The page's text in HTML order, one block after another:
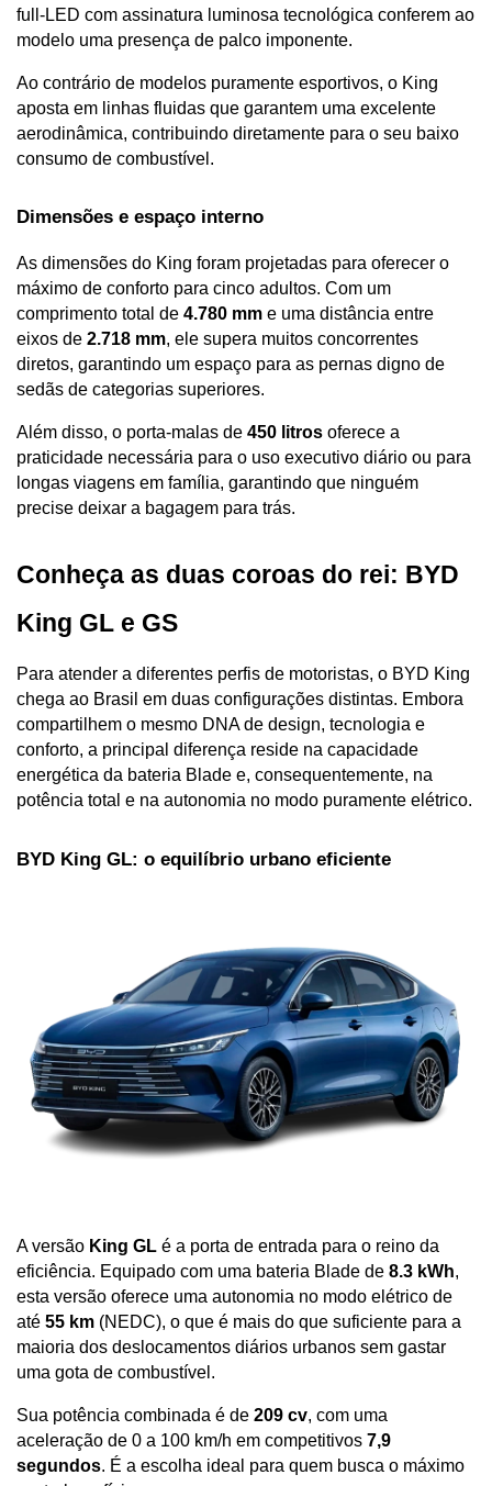
full-LED com assinatura luminosa tecnológica conferem ao
modelo uma presença de palco imponente.
Ao contrário de modelos puramente esportivos, o King
aposta em linhas fluidas que garantem uma excelente
aerodinâmica, contribuindo diretamente para o seu baixo
consumo de combustível.
Dimensões e espaço interno
As dimensões do King foram projetadas para oferecer o
máximo de conforto para cinco adultos. Com um
comprimento total de 4.780 mm e uma distância entre
eixos de 2.718 mm, ele supera muitos concorrentes
diretos, garantindo um espaço para as pernas digno de
sedãs de categorias superiores.
Além disso, o porta-malas de 450 litros oferece a
praticidade necessária para o uso executivo diário ou para
longas viagens em família, garantindo que ninguém
precise deixar a bagagem para trás.
Conheça as duas coroas do rei: BYD
King GL e GS
Para atender a diferentes perfis de motoristas, o BYD King
chega ao Brasil em duas configurações distintas. Embora
compartilhem o mesmo DNA de design, tecnologia e
conforto, a principal diferença reside na capacidade
energética da bateria Blade e, consequentemente, na
potência total e na autonomia no modo puramente elétrico.
BYD King GL: o equilíbrio urbano eficiente
A versão King GL é a porta de entrada para o reino da
eficiência. Equipado com uma bateria Blade de 8.3 kWh,
esta versão oferece uma autonomia no modo elétrico de
até 55 km (NEDC), o que é mais do que suficiente para a
maioria dos deslocamentos diários urbanos sem gastar
uma gota de combustível.
Sua potência combinada é de 209 cv, com uma
aceleração de 0 a 100 km/h em competitivos 7,9
segundos. É a escolha ideal para quem busca o máximo